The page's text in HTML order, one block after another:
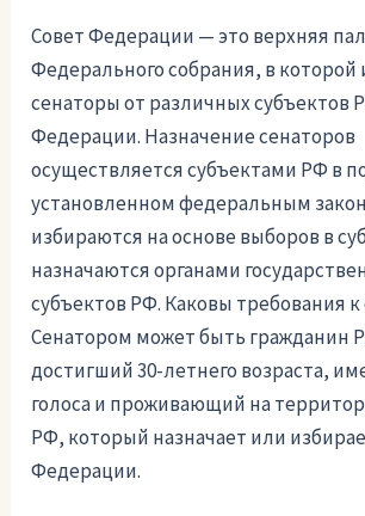
Совет Федерации — это верхняя
Федерального собрания, в которой
сенаторы от различных субъектов
Федерации. Назначение сенаторов
осуществляется субъектами РФ в
установленном федеральным
избираются на основе выборов в
назначаются органами
субъектов РФ. Каковы требования
Сенатором может быть гражданин
достигший 30-летнего возраста,
голоса и проживающий на
РФ, который назначает или
Федерации.